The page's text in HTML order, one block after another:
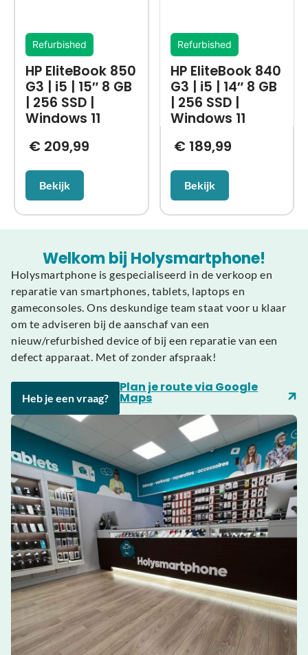
Refurbished
HP EliteBook 850
G3 | i5 | 15″ 8 GB
| 256 SSD |
Windows 11
€209,99
Bekijk
Refurbished
HP EliteBook 840
G3 | i5 | 14″ 8 GB
| 256 SSD |
Windows 11
€ 189,99
Bekijk
Welkom bij Holysmartphone!
Holysmartphone is gespecialiseerd in de verkoop en
reparatie van smartphones, tablets, laptops en
gameconsoles. Ons deskundige team staat voor u klaar
om te adviseren bij de aanschaf van een
nieuw/refurbished device of bij een reparatie van een
defect apparaat. Met of zonder afspraak!
Heb je een vraag?
Plan je route via Google
Maps